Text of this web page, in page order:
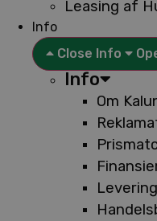
Leasing af
Info
Close Info
Info
Om
Levering